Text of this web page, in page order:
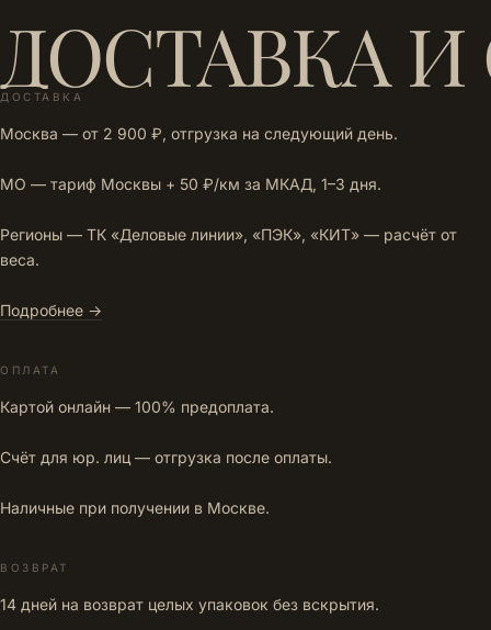
ДОСТАВКА
ДОСТАВКА
Москва — от 2 900 ₽, отгрузка на следующий день.
МО — тариф Москвы + 50 ₽/км за МКАД, 1–3 дня.
Регионы — ТК «Деловые линии», «ПЭК», «КИТ» — расчёт от
веса.
Подробнее →
ОПЛАТА
Картой онлайн — 100% предоплата.
Счёт для юр. лиц — отгрузка после оплаты.
Наличные при получении в Москве.
ВОЗВРАТ
14 дней на возврат целых упаковок без вскрытия.